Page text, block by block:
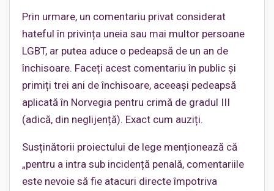
Prin urmare, un comentariu privat considerat
hateful în privința uneia sau mai multor persoane
LGBT, ar putea aduce o pedeapsă de un an de
închisoare. Faceți acest comentariu în public și
primiți trei ani de închisoare, aceeași pedeapsă
aplicată în Norvegia pentru crimă de gradul III
(adică, din neglijență). Exact cum auziți.
Susținătorii proiectului de lege menționează că
„pentru a intra sub incidență penală, comentariile
este nevoie să fie atacuri directe împotriva